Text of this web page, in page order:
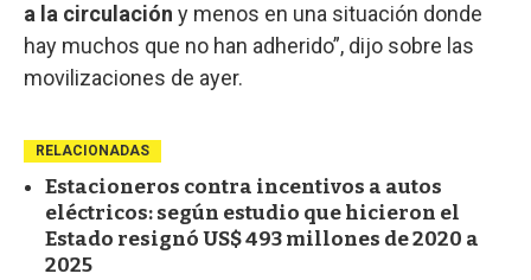
a la circulación y menos en una situación donde
hay muchos que no han adherido”, dijo sobre las
movilizaciones de ayer.
RELACIONADAS
Estacioneros contra incentivos a autos
eléctricos: según estudio que hicieron el
Estado resignó US$ 493 millones de 2020 a
2025